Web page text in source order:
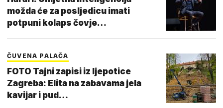
možda će za posljedicu imati
potpuni kolaps čovje…
ČUVENA PALAČA
FOTO Tajni zapisi iz ljepotice
Zagreba: Elita na zabavama jela
kavijar i pud…